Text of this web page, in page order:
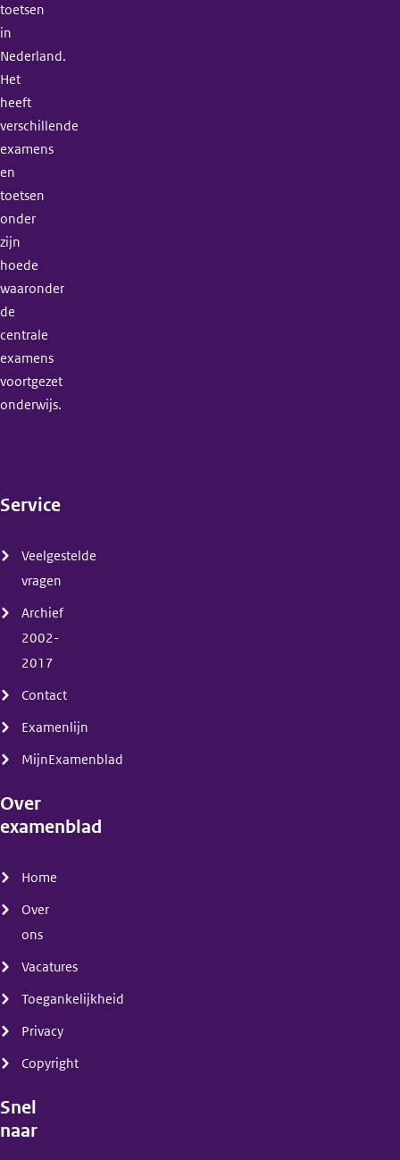
toetsen
in
Nederland.
Het
heeft
verschillende
examens
en
toetsen
onder
zijn
hoede
waaronder
de
centrale
examens
voortgezet
onderwijs.
Service
Veelgestelde
vragen
Archief
2002-
2017
Contact
Examenlijn
MijnExamenblad
Over
examenblad
Home
Over
ons
Vacatures
Toegankelijkheid
Privacy
Copyright
Snel
naar